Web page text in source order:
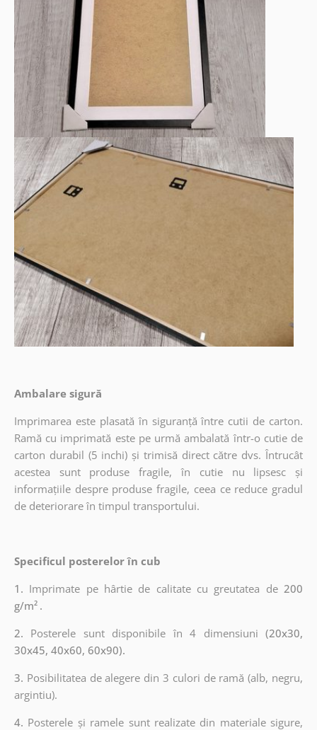
Ambalare sigură
Imprimarea este plasată în siguranță între cutii de carton.
Ramă cu imprimată este pe urmă ambalată într-o cutie de
carton durabil (5 inchi) și trimisă direct către dvs. Întrucât
acestea sunt produse fragile, în cutie nu lipsesc și
informațiile despre produse fragile, ceea ce reduce gradul
de deteriorare în timpul transportului.
Specificul posterelor în cub
1. Imprimate pe hârtie de calitate cu greutatea de200
g/m² .
2. Posterele sunt disponibile în 4 dimensiuni (20x30,
30x45, 40x60, 60x90).
3. Posibilitatea de alegere din 3 culori de ramă (alb, negru,
argintiu).
4. Posterele și ramele sunt realizate din materiale sigure,